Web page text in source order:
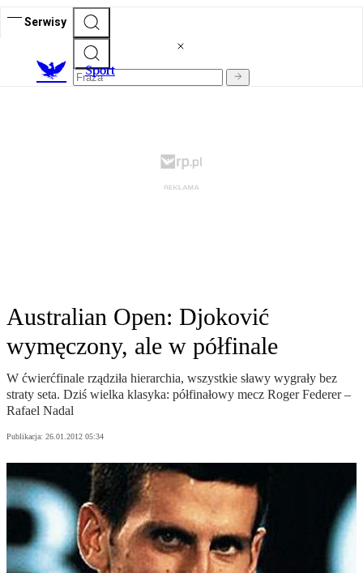
Serwisy
Sport
Australian Open: Djoković
wymęczony, ale w półfinale
W ćwierćfinale rządziła hierarchia, wszystkie sławy wygrały bez
straty seta. Dziś wielka klasyka: półfinałowy mecz Roger Federer –
Rafael Nadal
Publikacja: 26.01.2012 05:34